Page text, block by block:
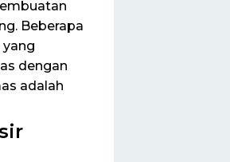
Beberapa
dengan
adalah